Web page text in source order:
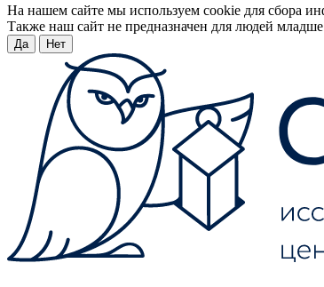
На нашем сайте мы используем cookie для сбора
Также наш сайт не предназначен для людей
Да Нет